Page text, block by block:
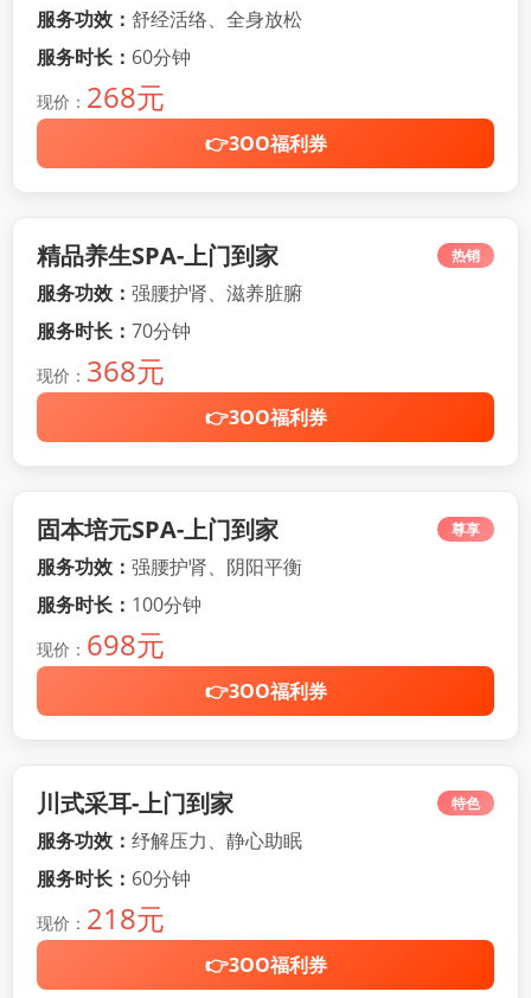
服务功效： 舒经活络、全身放松
服务时长： 60分钟
现价： 268元
👉3OO福利券
精品养生SPA-上门到家 热销
服务功效： 强腰护肾、滋养脏腑
服务时长： 70分钟
现价： 368元
👉3OO福利券
固本培元SPA-上门到家 尊享
服务功效： 强腰护肾、阴阳平衡
服务时长： 100分钟
现价： 698元
👉3OO福利券
川式采耳-上门到家 特色
服务功效： 纾解压力、静心助眠
服务时长： 60分钟
现价： 218元
👉3OO福利券